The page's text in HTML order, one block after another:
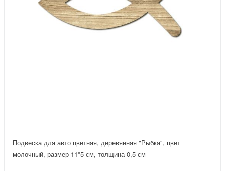
Подвеска для авто цветная, деревянная "Рыбка", цвет
молочный, размер 11*5 см, толщина 0,5 см